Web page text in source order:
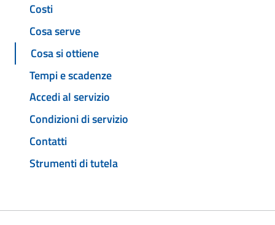
Costi
Cosa serve
Cosa si ottiene
Tempi e scadenze
Accedi al servizio
Condizioni di servizio
Contatti
Strumenti di tutela